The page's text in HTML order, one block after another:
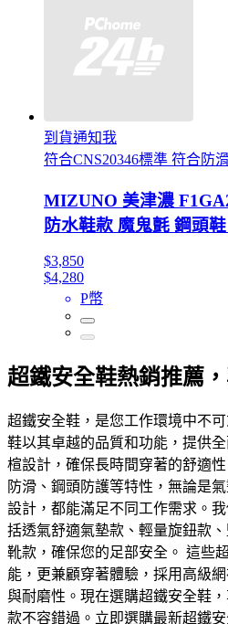
到貨通知我
符合CNS20346標準 符合防
MIZUNO 美津濃
防水鞋款 魔鬼氈 鋼頭
$3,850
$4,280
P幣
超鐵安全鞋熱銷推薦
超鐵安全鞋，是您工作環境中不
鞋以其卓越的品質和功能，提供
楦設計，確保長時間穿著的舒適
防滑、鋼頭防護等特性，無論是
設計，都能滿足不同工作需求。
括透氣舒適氣墊款、輕量旋鈕款
靴款，確保您的足部安全。 這些
能，更兼顧穿著體驗，採用高級
與耐磨性。現在選購超鐵安全鞋
款不容錯過。立即選購最新超鐵